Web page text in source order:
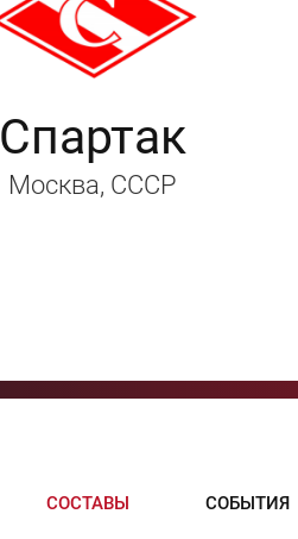
Спартак
Москва, СССР
СОСТАВЫ СОБЫТИЯ